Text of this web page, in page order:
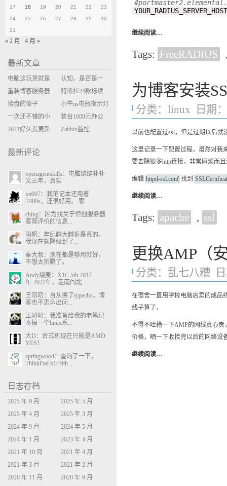
继续阅读…
Tags: FreeRADIUS
为博客安装
分类： linux 日期
以前也配置过ssl，但是过期以后就
这里记录一下配置过程，虽然对我
要去除很多http连接，非常麻烦而
编辑 httpd-ssl.conf 找到
继续阅读…
Tags: apache , ssl
更换AMP（
分类： 乱七八糟
在宿舍一直用学校电脑店卖的成品
线子算了，
不得不吐槽一下AMP的网线真心贵
价格，晒一下收拾完以后的网络设
继续阅读…
17 18 19 20 21 22 23
24 25 26 27 28 29 30
31
« 2 月 4 月 »
最新文章
电脑这玩意就是
缝缝补补的事
认知，是否是一
座大山？当架构
决策变成配置清
单比价
重装博客服务器
环境
特斯拉24款标续
Model Y 2万公里
使用体验
接盘的傻子
小牛us电瓶指示灯
闪三次不上电
一次还不错的小
米售后体验
装台1600元办公
主机
2021好久没更新
Zabbix监控
最新评论
openagentskills：电脑缝缝补补
又三年，真实
kn007：我笔记本还用着
T480s，还很好用。 家...
ching：因为找关于恒创服务器
客观评价的信息...
雨帆：年纪越大越抠是真的，
我现在就降级到了...
秦大叔：现在都是够用就好，
不想太折腾了。
Andy烧麦：X1C 5th 2017
年-2022年，走南闯北...
王叨叨：自从换了typecho，博
客也不怎么出问...
王叨叨：我准备给我的老笔记
本搞一个linux系...
大D：台式机现在只能是AMD
YES！
springwood：查询了一下，
ThinkPad x1c 9th ...
日志存档
2025 年 9 月
2025 年 5 月
2025 年 4 月
2025 年 3 月
2024 年 9 月
2024 年 5 月
2024 年 1 月
2023 年 4 月
2021 年 10 月
2021 年 4 月
2021 年 3 月
2021 年 2 月
2020 年 11 月
2020 年 9 月